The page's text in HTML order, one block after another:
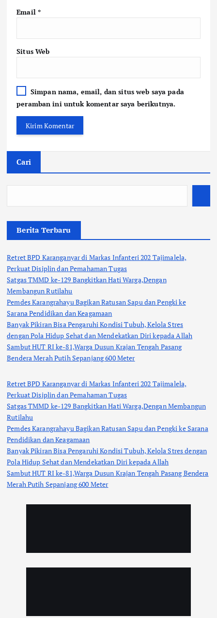
Email *
Situs Web
Simpan nama, email, dan situs web saya pada
peramban ini untuk komentar saya berikutnya.
Cari
Berita Terbaru
Retret BPD Karanganyar di Markas Infanteri 202 Tajimalela,
Perkuat Disiplin dan Pemahaman Tugas
Satgas TMMD ke-129 Bangkitkan Hati Warga,Dengan
Membangun Rutilahu
Pemdes Karangrahayu Bagikan Ratusan Sapu dan Pengki ke
Sarana Pendidikan dan Keagamaan
Banyak Pikiran Bisa Pengaruhi Kondisi Tubuh, Kelola Stres
dengan Pola Hidup Sehat dan Mendekatkan Diri kepada Allah
Sambut HUT RI ke-81,Warga Dusun Krajan Tengah Pasang
Bendera Merah Putih Sepanjang 600 Meter
Retret BPD Karanganyar di Markas Infanteri 202 Tajimalela,
Perkuat Disiplin dan Pemahaman Tugas
Satgas TMMD ke-129 Bangkitkan Hati Warga,Dengan Membangun
Rutilahu
Pemdes Karangrahayu Bagikan Ratusan Sapu dan Pengki ke Sarana
Pendidikan dan Keagamaan
Banyak Pikiran Bisa Pengaruhi Kondisi Tubuh, Kelola Stres dengan
Pola Hidup Sehat dan Mendekatkan Diri kepada Allah
Sambut HUT RI ke-81,Warga Dusun Krajan Tengah Pasang Bendera
Merah Putih Sepanjang 600 Meter